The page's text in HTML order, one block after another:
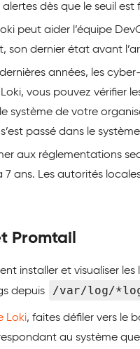
dès que le seuil est
peut aider l’équipe
son dernier état avant
années, les
Loki, vous pouvez
système de votre
passé dans le
aux réglementations
7 ans. Les autorités
Promtail
installer et visualiser
depuis
/var/log/
Loki, faites défiler vers le
au système